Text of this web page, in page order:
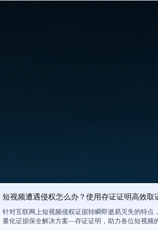
短视频遭遇侵权怎么办？使用存证证明高效取
针对互联网上短视频侵权证据转瞬即逝易灭失的特点
量化证据保全解决方案—存证证明，助力各位短视频